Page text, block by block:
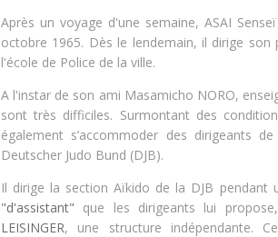
Après un voyage d'une semaine, ASAI
octobre 1965. Dès le lendemain, il dirige
l'école de Police de la ville.
A l'instar de son ami Masamicho NORO,
sont très difficiles. Surmontant des
également s’accommoder des dirigeants
Deutscher Judo Bund (DJB).
Il dirige la section Aïkido de la DJB pendant
"d'assistant" que les dirigeants lui
LEISINGER, une structure indépendante.